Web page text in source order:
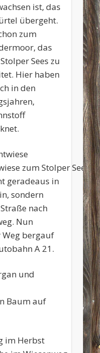
ist, das
übergeht.
zum
das
Sees zu
Hier haben
in den
zum Stolper See
geradeaus in
sondern
nach
Nun
bergauf
A 21.
und
Baum auf